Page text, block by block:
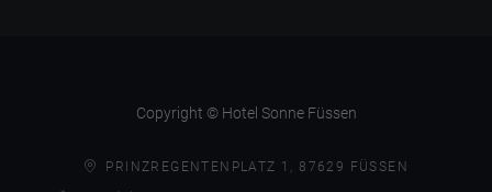
Copyright © Hotel Sonne Füssen
PRINZREGENTENPLATZ 1, 87629 FÜSSEN